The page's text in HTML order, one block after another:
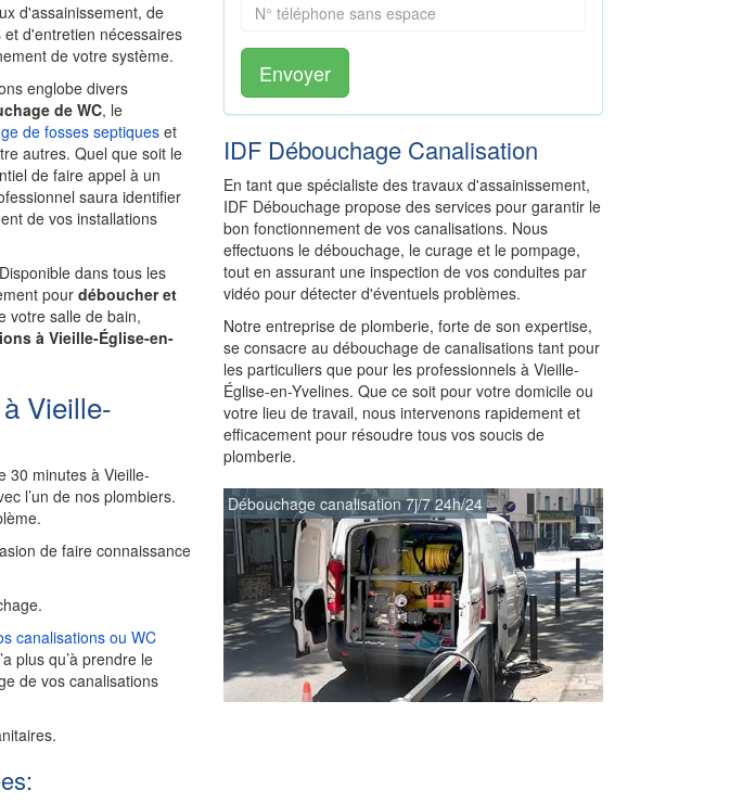
d'assainissement, de
d'entretien nécessaires
de votre système.
englobe divers
de WC, le
de fosses septiqueset
autres. Quel que soit le
de faire appel à un
saura identifier
de vos installations
dans tous les
pour déboucher et
votre salle de bain,
à Vieille-Église-en-
Vieille-
30 minutes à Vieille-
l’un de nos plombiers.
de faire connaissance
canalisations ou WC
plus qu’à prendre le
de vos canalisations
Envoyer
IDF Débouchage Canalisation
En tant que spécialiste des travaux d'assainissement,
IDF Débouchage propose des services pour garantir le
bon fonctionnement de vos canalisations. Nous
effectuons le débouchage, le curage et le pompage,
tout en assurant une inspection de vos conduites par
vidéo pour détecter d'éventuels problèmes.
Notre entreprise de plomberie, forte de son expertise,
se consacre au débouchage de canalisations tant pour
les particuliers que pour les professionnels à Vieille-
Église-en-Yvelines. Que ce soit pour votre domicile ou
votre lieu de travail, nous intervenons rapidement et
efficacement pour résoudre tous vos soucis de
plomberie.
Débouchage canalisation 7j/7 24h/24